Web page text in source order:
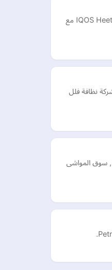
IQHEE هو متجر إلكتروني يزود العملاء بجودة عالية IQOS Heets في دبي وأبو ظبي والإمارات العربية المتحدة. مع أكثر من 100000 عميل راض، برز IQHEE كواحد من أفضل متاجر IQOS Heet مع
شركة نظافة فلل
, سوق المواشى